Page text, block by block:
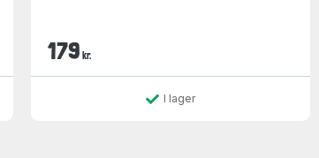
179 kr.
I lager